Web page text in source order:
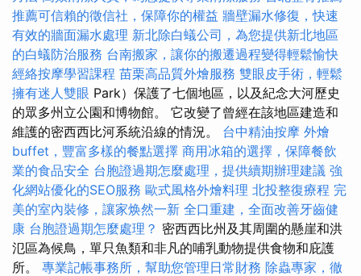
推薦可信賴的徵信社，保障你的權益 牆壁漏水修復，快速
有效的牆面漏水處理 新北除白蟻公司，為您提供新北地區
的白蟻防治服務 台南搬家，讓你的搬遷過程變得輕鬆愉快
經絡按摩學習課程 苗栗高品質外燴服務 雙眼皮手術，輕鬆
擁有迷人雙眼 Park）保護了七個地區，以及紀念大河歷史
的眾多州立公園和博物館。 它改變了曾經在該地區建造和
維護的密西西比河系統沿線的情況。 台中精油按摩 外燴
buffet，豐富多樣的餐點選擇 商用冰箱的選擇，保障餐飲
業的食品安全 台胞證過期怎麼處理，提供續期辦理建議 強
化網站優化的SEO服務 歐式風格外燴料理 北投整復療程 完
美的室內裝修，讓家焕然一新 全口重建，全面改善牙齒健
康 台胞證過期怎麼處理？ 密西西比州及其周圍的懸崖和洪
氾區為候鳥，單只魚類和非凡的哺乳動物提供食物和庇護
所。 專業記帳事務所，幫助您管理日常財務 除蟲專家，徹